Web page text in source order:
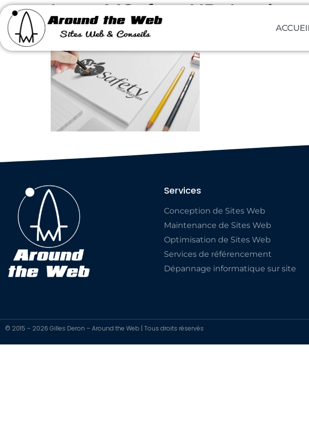
Logo MSafety NB dessine
Services
Conception de Sites Web
Maintenance de Sites Web
Optimisation de Sites Web
Services de référencement
Dépannage informatique sur site
© 2015 – 2026 Gilles Deron – Around the Web | Tous droits réservés